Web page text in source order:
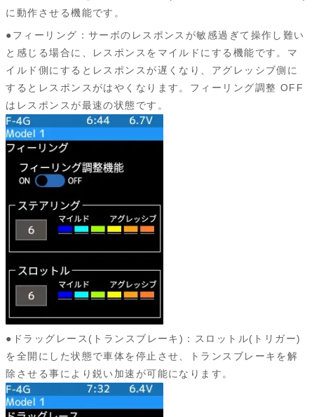
に動作させる機能です。
●フィーリング：サーボのレスポンスが敏感過ぎて操作し難い
と感じる場合に、レスポンスをマイルドにする機能です。マ
イルド側にするとレスポンスが遅くなり、アグレッシブ側に
するとレスポンスがはやくなります。フィーリング調整 OFF
はレスポンスが最速の状態です。
●ドラッグレース(トランスブレーキ)：スロットル(トリガー)
を全開にした状態で車体を停止させ、トランスブレーキを解
除させる事により鋭い加速が可能になります。